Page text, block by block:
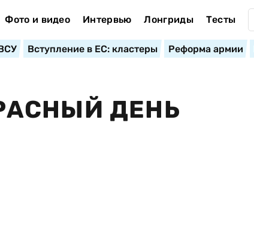
Фото и видео Интервью Лонгриды Тесты
Вступление в ЕС: кластеры Реформа армии
ДЕНЬ